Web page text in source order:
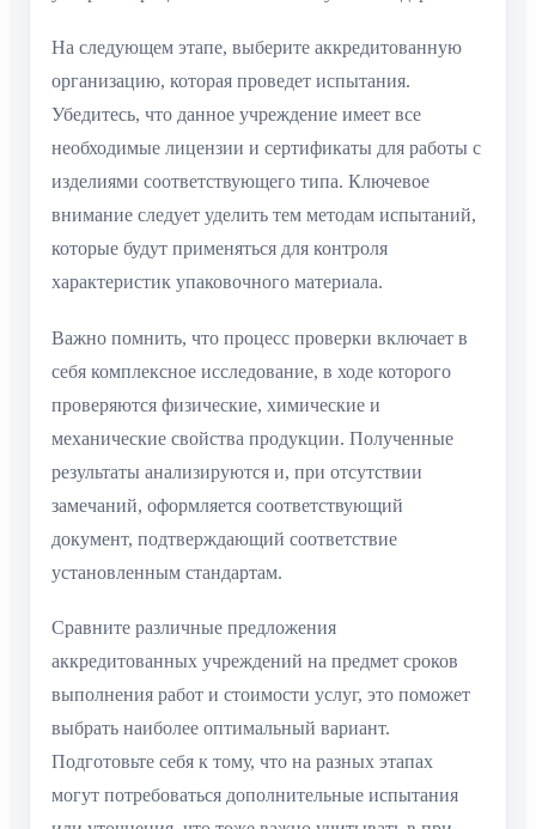
На следующем этапе, выберите аккредитованную
организацию, которая проведет испытания.
Убедитесь, что данное учреждение имеет все
необходимые лицензии и сертификаты для работы с
изделиями соответствующего типа. Ключевое
внимание следует уделить тем методам испытаний,
которые будут применяться для контроля
характеристик упаковочного материала.
Важно помнить, что процесс проверки включает в
себя комплексное исследование, в ходе которого
проверяются физические, химические и
механические свойства продукции. Полученные
результаты анализируются и, при отсутствии
замечаний, оформляется соответствующий
документ, подтверждающий соответствие
установленным стандартам.
Сравните различные предложения
аккредитованных учреждений на предмет сроков
выполнения работ и стоимости услуг, это поможет
выбрать наиболее оптимальный вариант.
Подготовьте себя к тому, что на разных этапах
могут потребоваться дополнительные испытания